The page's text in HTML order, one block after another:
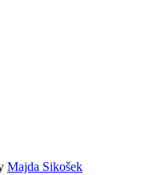
Majda Sikošek